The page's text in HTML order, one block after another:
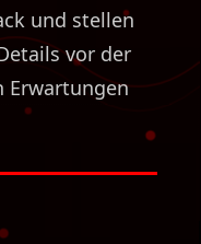
und stellen
vor der
Erwartungen